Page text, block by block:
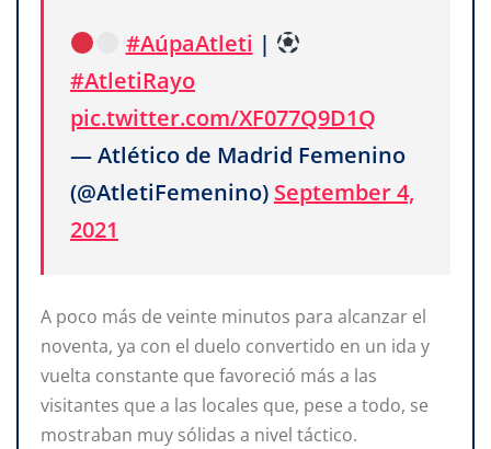
#AúpaAtleti |
#AtletiRayo
pic.twitter.com/XF077Q9D1Q
— Atlético de Madrid Femenino
(@AtletiFemenino) September 4,
2021
A poco más de veinte minutos para alcanzar el
noventa, ya con el duelo convertido en un ida y
vuelta constante que favoreció más a las
visitantes que a las locales que, pese a todo, se
mostraban muy sólidas a nivel táctico.